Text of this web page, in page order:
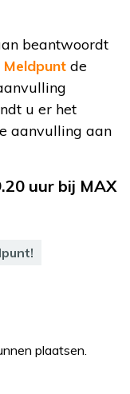
beantwoordt
de
u er het
aanvulling aan
uur bij MAX
plaatsen.